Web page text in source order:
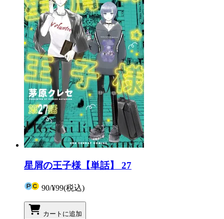
星屑の王子様【単話】 27
90/¥99(税込)
カートに追加